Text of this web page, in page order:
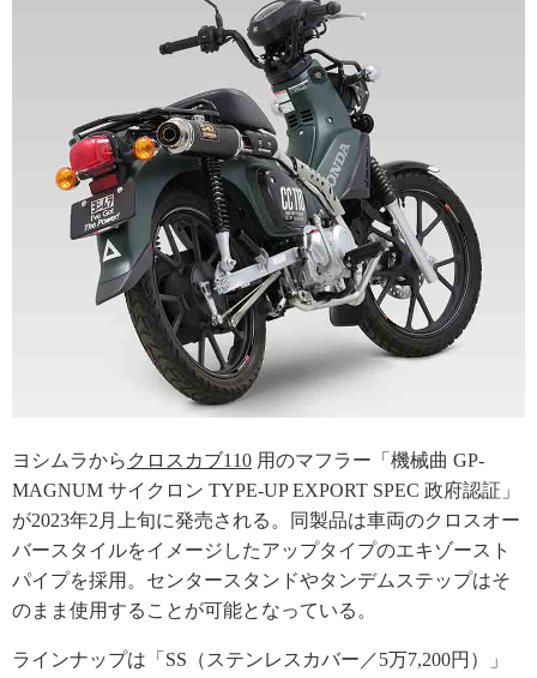
ヨシムラから クロスカブ110 用のマフラー「機械曲 GP-
MAGNUM サイクロン TYPE-UP EXPORT SPEC 政府認証」
が2023年2月上旬に発売される。同製品は車両のクロスオー
バースタイルをイメージしたアップタイプのエキゾースト
パイプを採用。センタースタンドやタンデムステップはそ
のまま使用することが可能となっている。
ラインナップは「SS（ステンレスカバー／5万7,200円）」